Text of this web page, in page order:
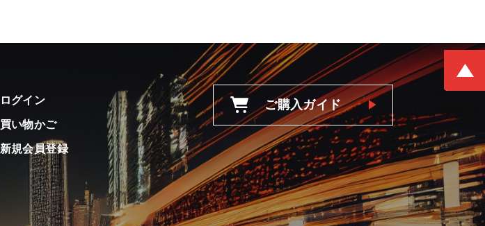
ログイン
買い物かご
新規会員登録
ご購入ガイド